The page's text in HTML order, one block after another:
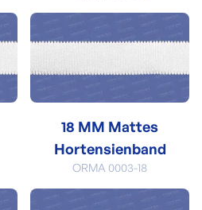
18 MM Mattes
Hortensienband
ORMA 0003-18